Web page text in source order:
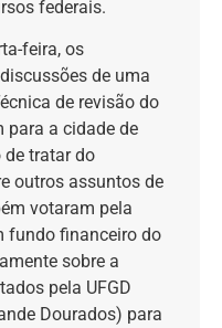
federais.
feira, os
de uma
de revisão do
para a cidade de
de tratar do
outros assuntos de
votaram pela
fundo financeiro do
sobre a
pela UFGD
Dourados) para